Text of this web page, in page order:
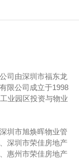
司由深圳市福东龙
限公司成立于1998
业园区投资与物业
圳市旭焕晖物业管
深圳市荣佳房地产
惠州市荣佳房地产